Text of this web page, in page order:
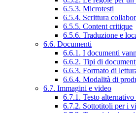
6.5.3. Microtesti
6.5.4. Scrittura
6.5.5. Content critique
6.5.6. Traduzione e
6.6. Documenti
6.6.1. I documenti
6.6.2. Tipi di
6.6.3. Formato di
6.6.4. Modalità di
6.7. Immagini e video
6.7.1. Testo
6.7.2. Sottotitoli per i